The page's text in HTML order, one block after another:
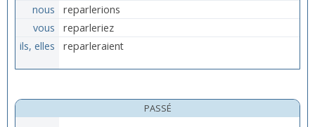
nous
reparlerions
vous
reparleriez
ils, elles
reparleraient
PASSÉ